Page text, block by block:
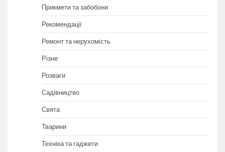
Прикмети та забобони
Рекомендації
Ремонт та нерухомість
Різне
Розваги
Садівництво
Свята
Тварини
Техніка та гаджети